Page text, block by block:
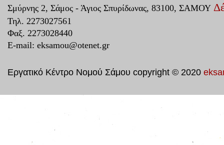
Σμύρνης 2, Σάμος - Άγιος Σπυρίδωνας, 83100, ΣΑΜΟΥ
Τηλ. 2273027561
Φαξ. 2273028440
E-mail: eksamou@otenet.gr
Εργατικό Κέντρο Νομού Σάμου copyright © 2020